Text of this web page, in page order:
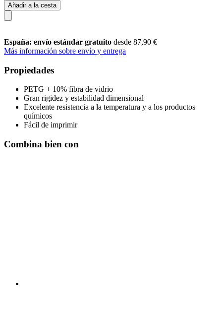
Añadir a la cesta
España: envío estándar gratuito desde 87,90 €
Más información sobre envío y entrega
Propiedades
PETG + 10% fibra de vidrio
Gran rigidez y estabilidad dimensional
Excelente resistencia a la temperatura y a los productos
químicos
Fácil de imprimir
Combina bien con